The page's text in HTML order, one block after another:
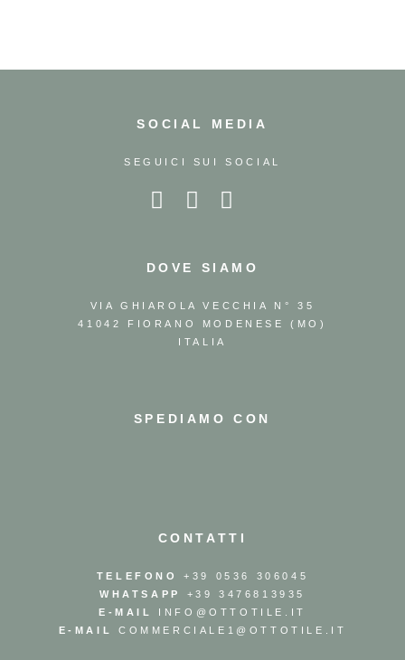
SOCIAL MEDIA
SEGUICI SUI SOCIAL
DOVE SIAMO
VIA GHIAROLA VECCHIA N° 35
41042 FIORANO MODENESE (MO)
ITALIA
SPEDIAMO CON
CONTATTI
TELEFONO
+39 0536 306045
WHATSAPP
+39 3476813935
E-MAIL
INFO@OTTOTILE.IT
E-MAIL
COMMERCIALE1@OTTOTILE.IT